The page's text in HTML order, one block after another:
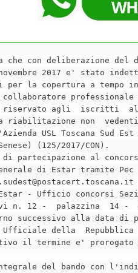
che con deliberazione del
2017 e' stato
la copertura a tempo
riservato agli  iscritti
riabilitazione non
USL Toscana Sud
(125/2017/CON).
partecipazione al
di Estar tramite
- Ufficio concorsi
n. 12 -  palazzina  14 -
successivo alla data di
Ufficiale della
il termine e' prorogato
del bando con